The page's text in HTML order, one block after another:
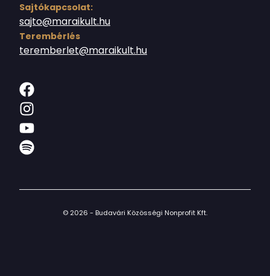
Sajtókapcsolat:
sajto@maraikult.hu
Terembérlés
teremberlet@maraikult.hu
© 2026 - Budavári Közösségi Nonprofit Kft.